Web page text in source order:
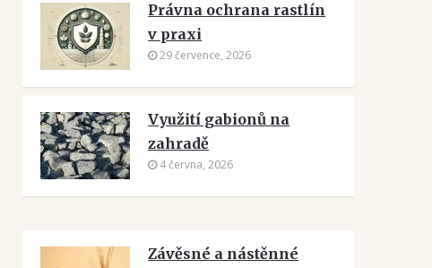
Právna ochrana rastlín
v praxi
29 července, 2026
Využití gabionů na
zahradě
4 června, 2026
Závěsné a nástěnné